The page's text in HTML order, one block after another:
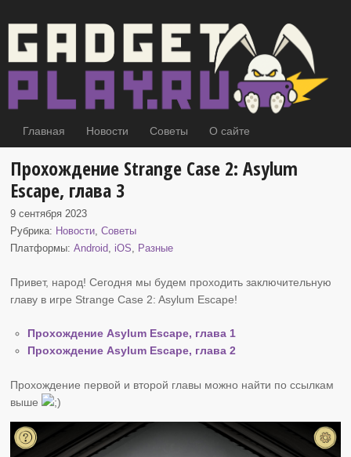
Главная Новости Советы О сайте
Прохождение Strange Case 2: Asylum
Escape, глава 3
9 сентября 2023
Рубрика: Новости,Советы
Платформы:Android, iOS, Разные
Привет, народ! Сегодня мы будем проходить заключительную
главу в игре Strange Case 2: Asylum Escape!
Прохождение Asylum Escape, глава 1
Прохождение Asylum Escape, глава 2
Прохождение первой и второй главы можно найти по ссылкам
выше